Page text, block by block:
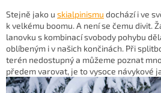
Stejně jako u skialpinismu dochází i ve
k velkému boomu. A není se čemu divit.
lanovku s kombinací svobody pohybu
oblíbeným i v našich končinách. Při
terén nedostupný a můžeme poznat
předem varovat, je to vysoce návykové